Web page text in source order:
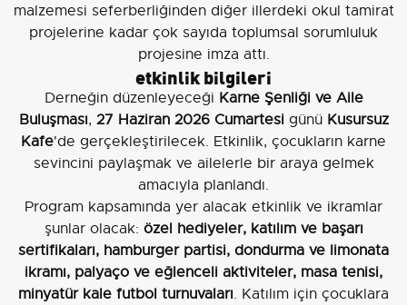
malzemesi seferberliğinden diğer illerdeki okul tamirat
projelerine kadar çok sayıda toplumsal sorumluluk
projesine imza attı.
etkinlik bilgileri
Derneğin düzenleyeceği Karne Şenliği ve Aile
Buluşması, 27 Haziran 2026 Cumartesigünü Kusursuz
Kafe'de gerçekleştirilecek. Etkinlik, çocukların karne
sevincini paylaşmak ve ailelerle bir araya gelmek
amacıyla planlandı.
Program kapsamında yer alacak etkinlik ve ikramlar
şunlar olacak: özel hediyeler, katılım ve başarı
sertifikaları, hamburger partisi, dondurma ve limonata
ikramı, palyaço ve eğlenceli aktiviteler, masa tenisi,
minyatür kale futbol turnuvaları. Katılım için çocuklara